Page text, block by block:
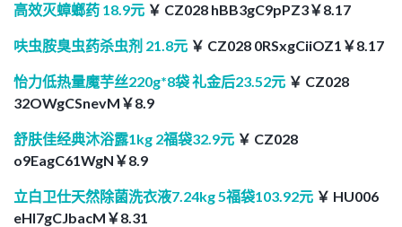
高效灭蟑螂药 18.9元 ￥ CZ028 hBB3gC9pPZ3￥8.17
呋虫胺臭虫药杀虫剂 21.8元 ￥ CZ028 0RSxgCiiOZ1￥8.17
怡力低热量魔芋丝220g*8袋 礼金后23.52元 ￥ CZ028
32OWgCSnevM￥8.9
舒肤佳经典沐浴露1kg 2福袋32.9元 ￥ CZ028
o9EagC61WgN￥8.9
立白卫仕天然除菌洗衣液7.24kg 5福袋103.92元 ￥ HU006
eHl7gCJbacM￥8.31